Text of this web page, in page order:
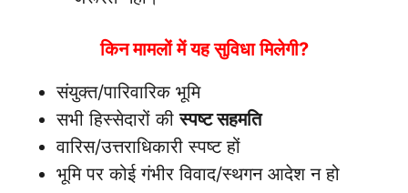
किन मामलों में यह सुविधा मिलेगी?
संयुक्त/पारिवारिक भूमि
सभी हिस्सेदारों कीस्पष्ट सहमति
वारिस/उत्तराधिकारी स्पष्ट हों
भूमि पर कोई गंभीर विवाद/स्थगन आदेश न हो